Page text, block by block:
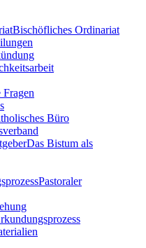
Bischöfliches Ordinariat
Büro
Das Bistum als
Pastoraler